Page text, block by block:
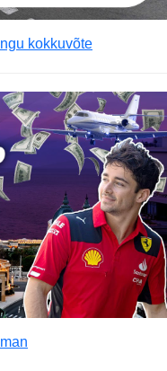
kokkuvõte